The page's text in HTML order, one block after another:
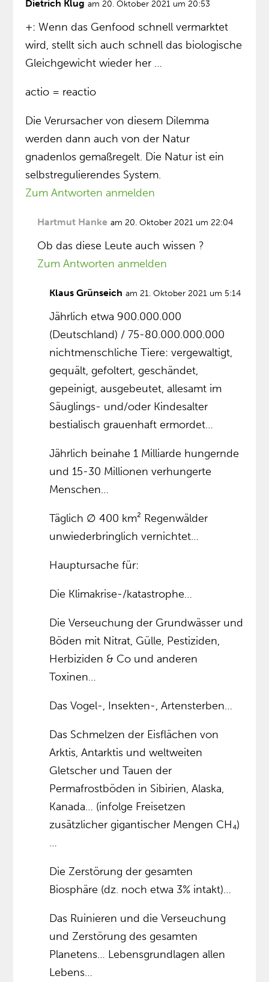
Dietrich Klug am 20. Oktober 2021 um 20:53
+: Wenn das Genfood schnell vermarktet
wird, stellt sich auch schnell das biologische
Gleichgewicht wieder her …
actio = reactio
Die Verursacher von diesem Dilemma
werden dann auch von der Natur
gnadenlos gemaßregelt. Die Natur ist ein
selbstregulierendes System.
Zum Antworten anmelden
Hartmut Hanke am 20. Oktober 2021 um 22:04
Ob das diese Leute auch wissen ?
Zum Antworten anmelden
Klaus Grünseich am 21. Oktober 2021 um 5:14
Jährlich etwa 900.000.000
(Deutschland) / 75-80.000.000.000
nichtmenschliche Tiere: vergewaltigt,
gequält, gefoltert, geschändet,
gepeinigt, ausgebeutet, allesamt im
Säuglings- und/oder Kindesalter
bestialisch grauenhaft ermordet…
Jährlich beinahe 1 Milliarde hungernde
und 15-30 Millionen verhungerte
Menschen…
Täglich ∅ 400 km² Regenwälder
unwiederbringlich vernichtet…
Hauptursache für:
Die Klimakrise-/katastrophe…
Die Verseuchung der Grundwässer und
Böden mit Nitrat, Gülle, Pestiziden,
Herbiziden & Co und anderen
Toxinen…
Das Vogel-, Insekten-, Artensterben…
Das Schmelzen der Eisflächen von
Arktis, Antarktis und weltweiten
Gletscher und Tauen der
Permafrostböden in Sibirien, Alaska,
Kanada… (infolge Freisetzen
zusätzlicher gigantischer Mengen CH₄)
…
Die Zerstörung der gesamten
Biosphäre (dz. noch etwa 3% intakt)…
Das Ruinieren und die Verseuchung
und Zerstörung des gesamten
Planetens… Lebensgrundlagen allen
Lebens…